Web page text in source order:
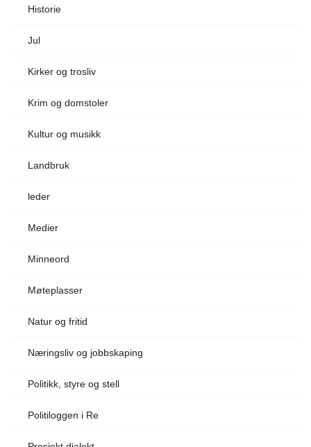
Historie
Jul
Kirker og trosliv
Krim og domstoler
Kultur og musikk
Landbruk
leder
Medier
Minneord
Møteplasser
Natur og fritid
Næringsliv og jobbskaping
Politikk, styre og stell
Politiloggen i Re